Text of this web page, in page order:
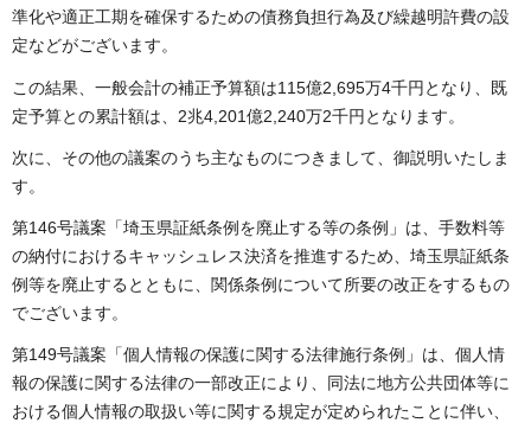
準化や適正工期を確保するための債務負担行為及び繰越明許費の設
定などがございます。
この結果、一般会計の補正予算額は115億2,695万4千円となり、既
定予算との累計額は、2兆4,201億2,240万2千円となります。
次に、その他の議案のうち主なものにつきまして、御説明いたしま
す。
第146号議案「埼玉県証紙条例を廃止する等の条例」は、手数料等
の納付におけるキャッシュレス決済を推進するため、埼玉県証紙条
例等を廃止するとともに、関係条例について所要の改正をするもの
でございます。
第149号議案「個人情報の保護に関する法律施行条例」は、個人情
報の保護に関する法律の一部改正により、同法に地方公共団体等に
おける個人情報の取扱い等に関する規定が定められたことに伴い、